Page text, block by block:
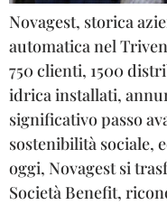
Novagest, storica
automatica nel
750 clienti, 1500
idrica installati,
significativo passo
sostenibilità sociale,
oggi, Novagest si
Società Benefit,